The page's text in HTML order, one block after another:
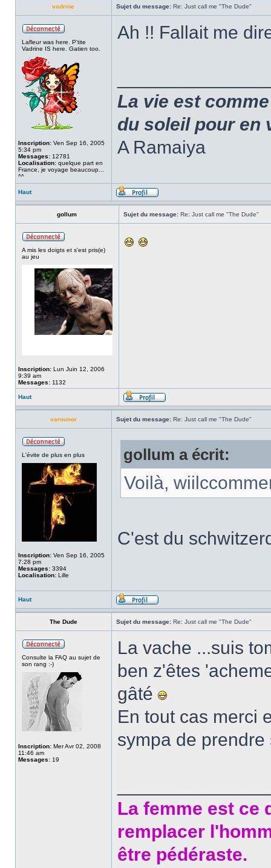
vadrine Sujet du message: Re: Just call me "The Dude"
Lafleur was here. P'tite
Vadrine IS here. Gatien too.
Inscription: Ven Sep 16, 2005
5:34 pm
Messages: 12781
Localisation: quelque part en
France, je voyage beaucoup...
^^
Ah !! Fallait me
La vie est
du soleil pour en
A Ramaiya
Haut
gollum Sujet du message: Re: Just call me "The Dude"
A mis les doigts et s'est pris(e)
au jeu
Inscription: Lun Juin 12, 2006
9:39 am
Messages: 1132
Haut
varounor Sujet du message: Re: Just call me "The Dude"
L'évite de plus en plus
Inscription: Ven Sep 16, 2005
7:28 pm
Messages: 3394
Localisation: Lille
gollum a écrit:
Voilà,
C'est du
Haut
The Dude Sujet du message: Re: Just call me "The Dude"
Consulte la FAQ au sujet de
son rang :-)
Inscription: Mer Avr 02, 2008
11:46 am
Messages: 19
La vache ...suis
ben z'êtes
gâté
En tout cas merci
sympa de
La femme est ce
remplacer
être pédéraste.